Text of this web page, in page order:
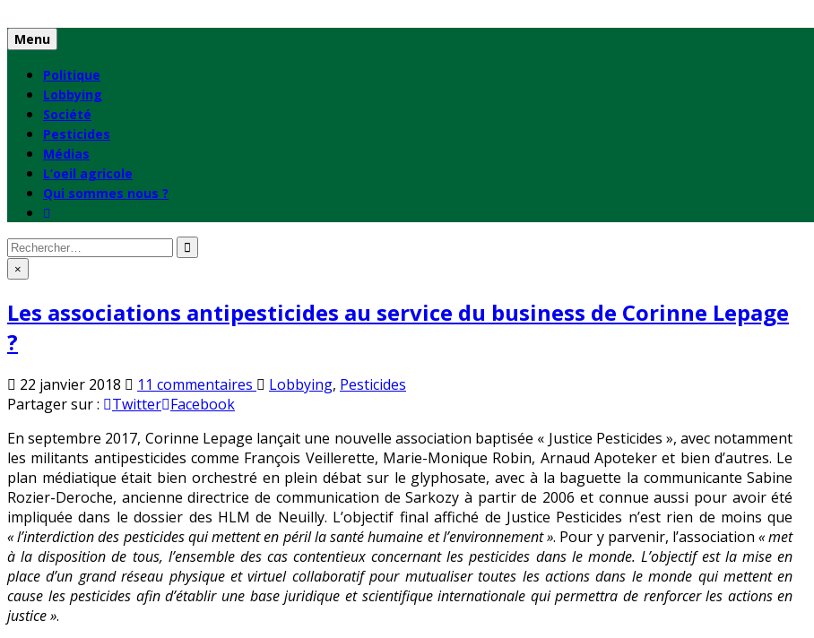
to
content
Menu
Politique
Lobbying
Société
Pesticides
Médias
L’oeil agricole
Qui sommes nous ?
Rechercher
: ×
Les associations antipesticides au service du business de Corinne Lepage
?
22 janvier 2018 11 commentaires sur
antipesticides
au
service
du
business
de
Corinne
Lepage
?
Publié
Lobbying, Pesticides
Partager sur :
Twitter Facebook
En septembre 2017, Corinne Lepage lançait une nouvelle association baptisée « Justice Pesticides », avec notamment
les militants antipesticides comme François Veillerette, Marie-Monique Robin, Arnaud Apoteker et bien d’autres. Le
plan médiatique était bien orchestré en plein débat sur le glyphosate, avec à la baguette la communicante Sabine
Rozier-Deroche, ancienne directrice de communication de Sarkozy à partir de 2006 et connue aussi pour avoir été
impliquée dans le dossier des HLM de Neuilly. L’objectif final affiché de Justice Pesticides n’est rien de moins que
« l’interdiction des pesticides qui mettent en péril la santé humaine et l’environnement ». Pour y parvenir, l’association« met
à la disposition de tous, l’ensemble des cas contentieux concernant les pesticides dans le monde. L’objectif est la mise en
place d’un grand réseau physique et virtuel collaboratif pour mutualiser toutes les actions dans le monde qui mettent en
cause les pesticides afin d’établir une base juridique et scientifique internationale qui permettra de renforcer les actions en
justice ».